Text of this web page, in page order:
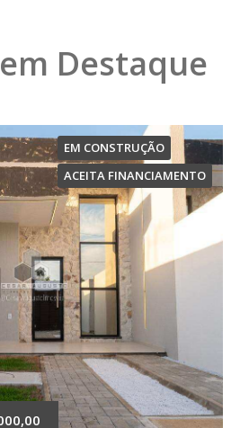
Destaque
EM CONSTRUÇÃO
ACEITA FINANCIAMENTO